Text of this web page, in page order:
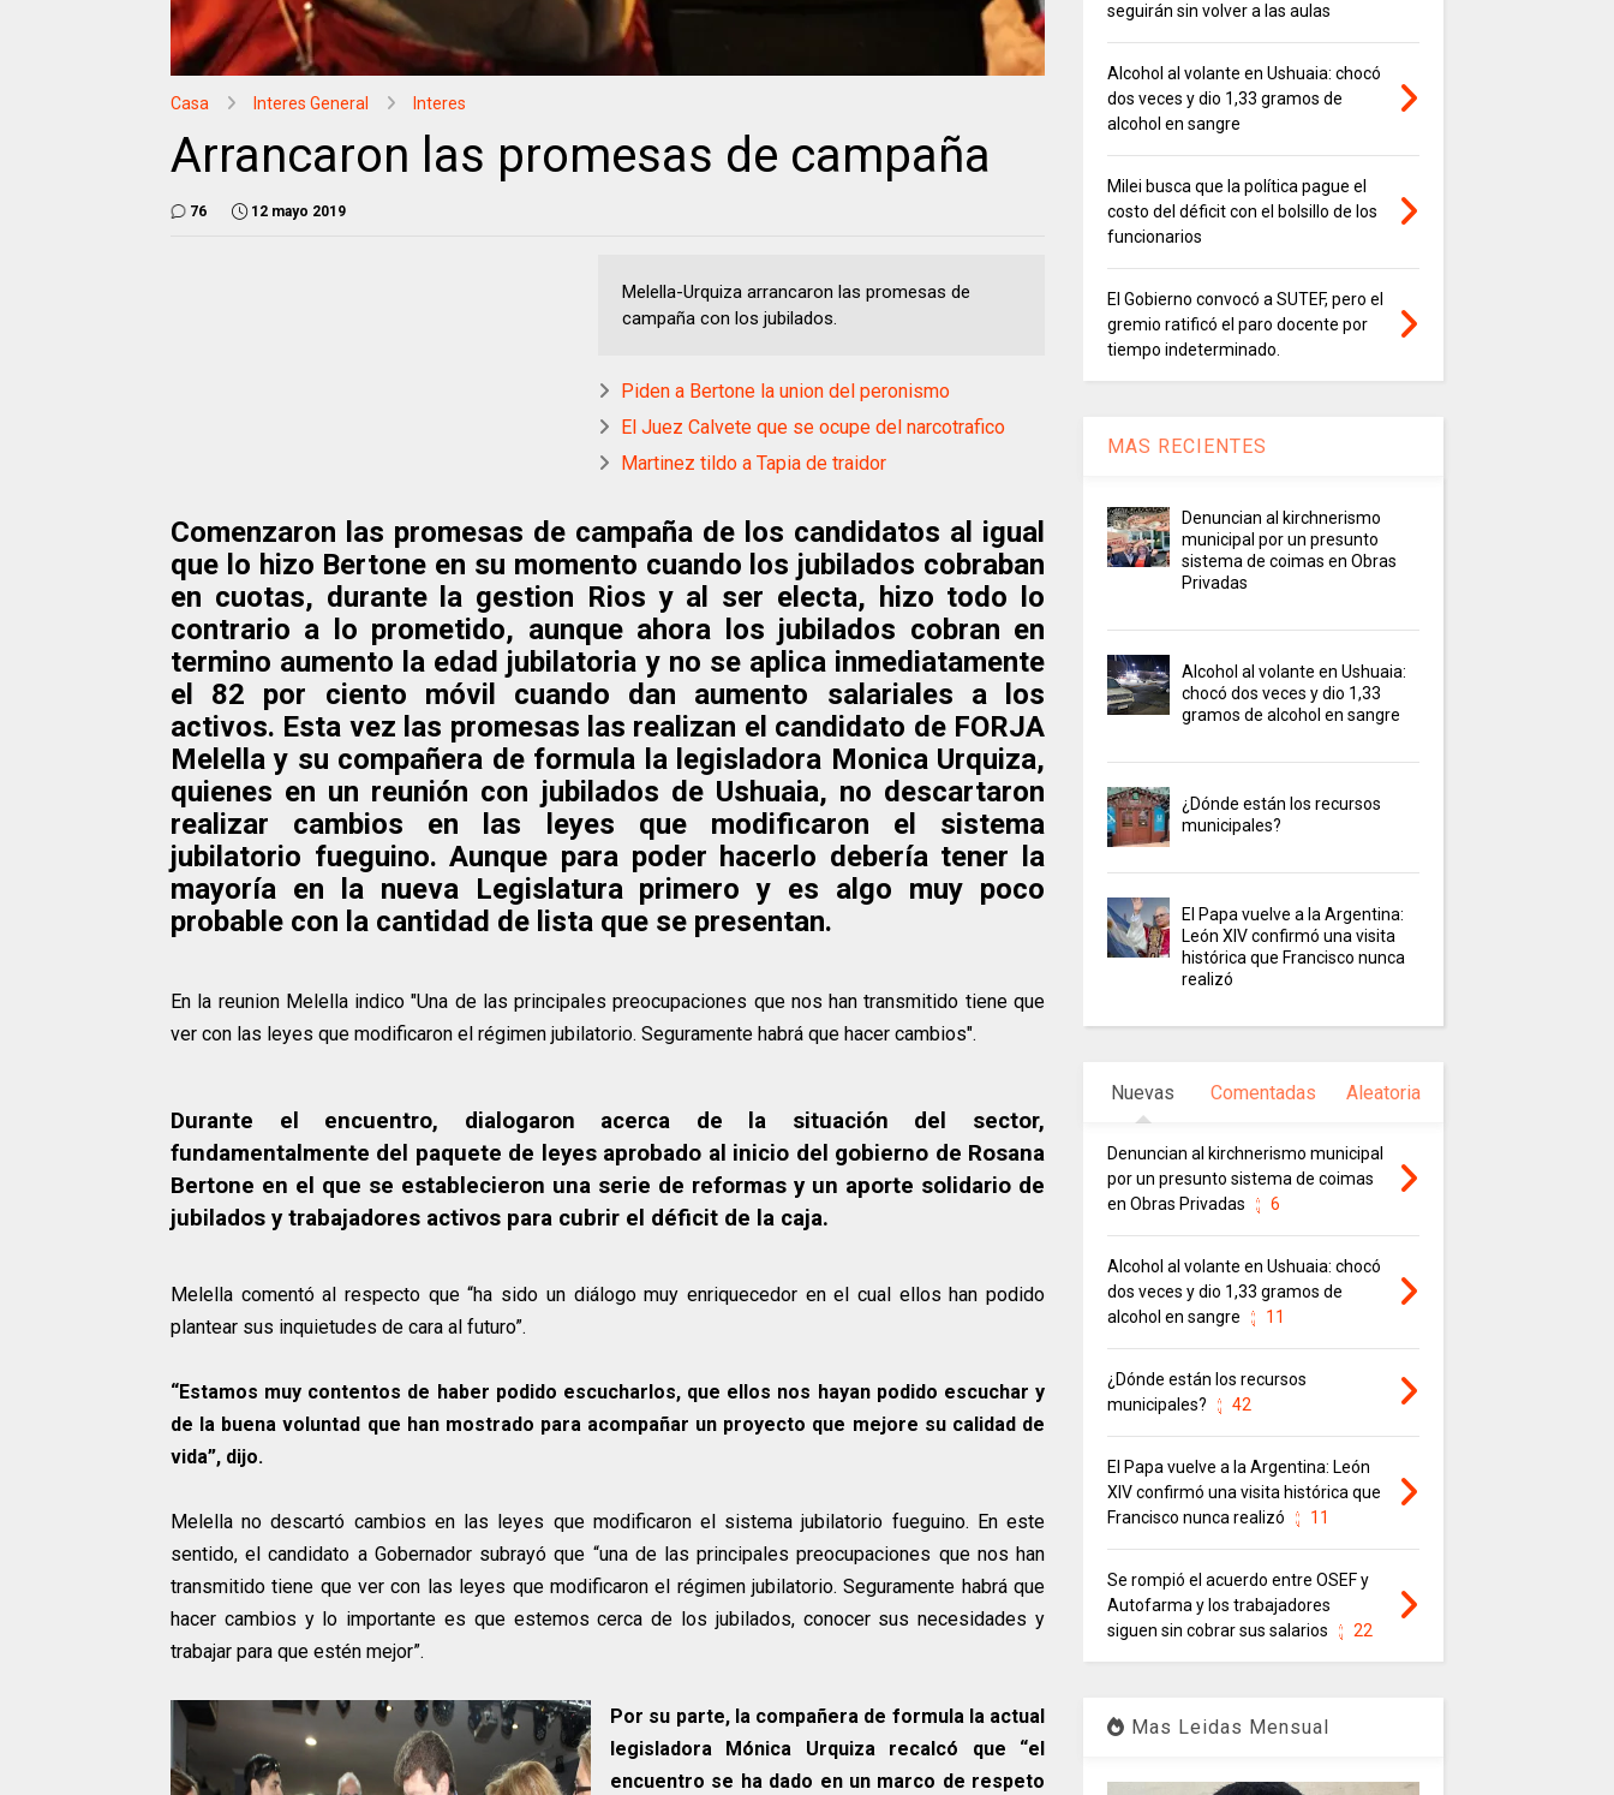
Casa Interes General Interes
Arrancaron las promesas de campaña
76 12 mayo 2019
Melella-Urquiza arrancaron las promesas de
campaña con los jubilados.
Piden a Bertone la union del peronismo
El Juez Calvete que se ocupe del narcotrafico
Martinez tildo a Tapia de traidor
Comenzaron las promesas de campaña de los candidatos al igual
que lo hizo Bertone en su momento cuando los jubilados cobraban
en cuotas, durante la gestion Rios y al ser electa, hizo todo lo
contrario a lo prometido, aunque ahora los jubilados cobran en
termino aumento la edad jubilatoria y no se aplica inmediatamente
el 82 por ciento móvil cuando dan aumento salariales a los
activos. Esta vez las promesas las realizan el candidato de FORJA
Melella y su compañera de formula la legisladora Monica Urquiza,
quienes en un reunión con jubilados de Ushuaia, no descartaron
realizar cambios en las leyes que modificaron el sistema
jubilatorio fueguino. Aunque para poder hacerlo debería tener la
mayoría en la nueva Legislatura primero y es algo muy poco
probable con la cantidad de lista que se presentan.
En la reunion Melella indico "Una de las principales preocupaciones que nos han transmitido tiene que
ver con las leyes que modificaron el régimen jubilatorio. Seguramente habrá que hacer cambios".
Durante el encuentro, dialogaron acerca de la situación del sector,
fundamentalmente del paquete de leyes aprobado al inicio del gobierno de Rosana
Bertone en el que se establecieron una serie de reformas y un aporte solidario de
jubilados y trabajadores activos para cubrir el déficit de la caja.
Melella comentó al respecto que “ha sido un diálogo muy enriquecedor en el cual ellos han podido
plantear sus inquietudes de cara al futuro”.
“Estamos muy contentos de haber podido escucharlos, que ellos nos hayan podido escuchar y
de la buena voluntad que han mostrado para acompañar un proyecto que mejore su calidad de
vida”, dijo.
Melella no descartó cambios en las leyes que modificaron el sistema jubilatorio fueguino. En este
sentido, el candidato a Gobernador subrayó que “una de las principales preocupaciones que nos han
transmitido tiene que ver con las leyes que modificaron el régimen jubilatorio. Seguramente habrá que
hacer cambios y lo importante es que estemos cerca de los jubilados, conocer sus necesidades y
trabajar para que estén mejor”.
Por su parte, la compañera de formula la actual
legisladora Mónica Urquiza recalcó que “el
encuentro se ha dado en un marco de respeto
seguirán sin volver a las aulas
Alcohol al volante en Ushuaia: chocó
dos veces y dio 1,33 gramos de
alcohol en sangre
Milei busca que la política pague el
costo del déficit con el bolsillo de los
funcionarios
El Gobierno convocó a SUTEF, pero el
gremio ratificó el paro docente por
tiempo indeterminado.
MAS RECIENTES
Denuncian al kirchnerismo
municipal por un presunto
sistema de coimas en Obras
Privadas
Alcohol al volante en Ushuaia:
chocó dos veces y dio 1,33
gramos de alcohol en sangre
¿Dónde están los recursos
municipales?
El Papa vuelve a la Argentina:
León XIV confirmó una visita
histórica que Francisco nunca
realizó
Nuevas Comentadas Aleatoria
Denuncian al kirchnerismo municipal
por un presunto sistema de coimas
en Obras Privadas
6
Alcohol al volante en Ushuaia: chocó
dos veces y dio 1,33 gramos de
alcohol en sangre
11
¿Dónde están los recursos
municipales?
42
El Papa vuelve a la Argentina: León
XIV confirmó una visita histórica que
Francisco nunca realizó
11
Se rompió el acuerdo entre OSEF y
Autofarma y los trabajadores
siguen sin cobrar sus salarios
22
Mas Leidas Mensual